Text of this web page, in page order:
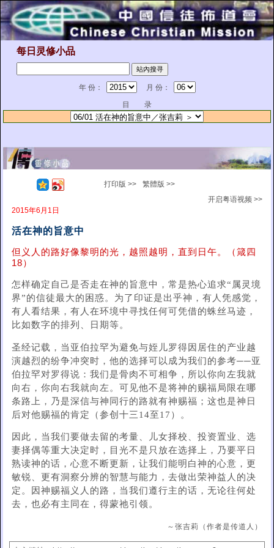
每日灵修小品
年 份：
月 份：
目 录
打印版 >>
繁體版 >>
开启粤语视频 >>
2015年6月1日
活在神的旨意中
但义人的路好像黎明的光，越照越明，直到日午。（箴四
18）
怎样确定自己是否走在神的旨意中，常是热心追求“属灵境
界”的信徒最大的困惑。为了印证是出乎神，有人凭感觉，
有人看结果，有人在环境中寻找任何可凭借的蛛丝马迹，
比如数字的排列、日期等。
圣经记载，当亚伯拉罕为避免与姪儿罗得因居住的产业越
演越烈的纷争冲突时，他的选择可以成为我们的参考──亚
伯拉罕对罗得说：我们是骨肉不可相争，所以你向左我就
向右，你向右我就向左。可见他不是将神的赐福局限在哪
条路上，乃是深信与神同行的路就有神赐福；这也是神日
后对他赐福的肯定（参创十三14至17）。
因此，当我们要做去留的考量、儿女择校、投资置业、选
妻择偶等重大决定时，目光不是只放在选择上，乃要平日
熟读神的话，心意不断更新，让我们能明白神的心意，更
敏锐、更有洞察分辨的智慧与能力，去做出荣神益人的决
定。因神赐福义人的路，当我们遵行主的话，无论往何处
去，也必有主同在，得蒙祂引领。
～张吉莉（作者是传道人）